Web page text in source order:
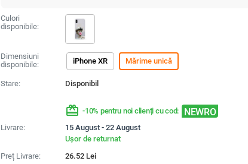
Culori
disponibile:
Dimensiuni
disponibile:
iPhone XR Mărime unică
Stare: Disponibil
redeem -10% pentru noi clienți cu cod: NEWRO
Livrare:
15 August - 22 August
Ușor de returnat
Preț Livrare:
26.52Lei